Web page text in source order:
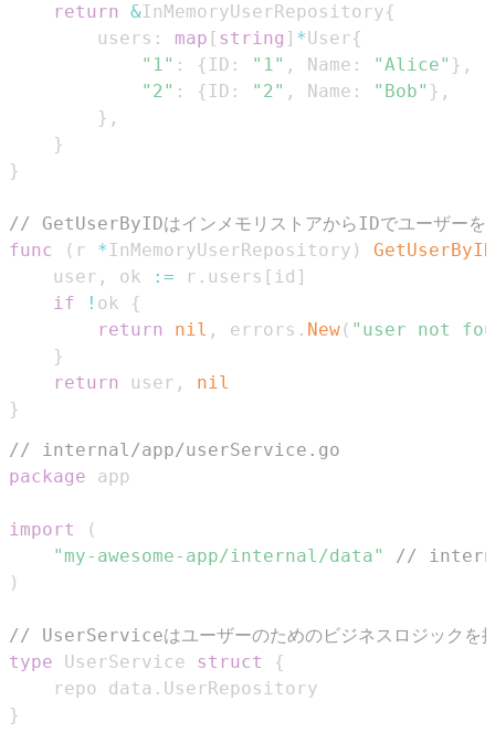
return
&InMemoryUserRepository{
		users
: map [ string ] *User{
"1" : { ID : "1" , Name : "Alice" } ,
"2" : { ID : "2" , Name : "Bob" } ,
} ,
}
}
// GetUserByIDはインメモリストアからIDでユーザーを
func
( r * InMemoryUserRepository )
GetUserByID
	user
, ok := r . users [ id ]
if
! ok
{
return
nil , errors . New( "user not
}
return
user ,
nil
}
// internal/app/userService.go
package
import
(
"my-awesome-app/internal/data"
// internal
)
// UserServiceはユーザーのためのビジネスロジックを
type UserService struct
{
	repo data
.
}